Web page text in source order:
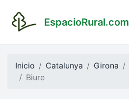
EspacioRural.com
Inicio Catalunya Girona
Biure